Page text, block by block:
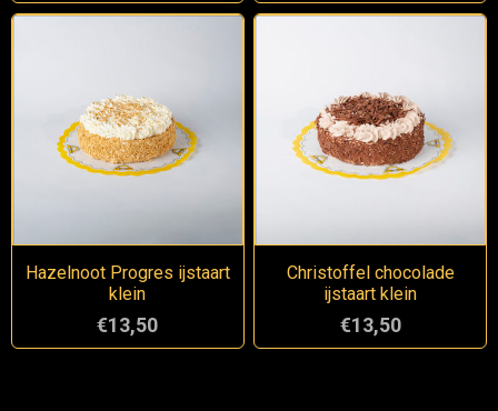
Hazelnoot Progres ijstaart
klein
€13,50
Christoffel chocolade
ijstaart klein
€13,50